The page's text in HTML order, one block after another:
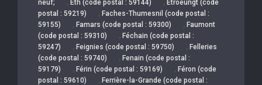
neuf;
Eth (code postal : 59144)
Etroeungt (code
postal : 59219)
, Faches-Thumesnil (code postal :
59155)
, Famars (code postal : 59300) , Faumont
(code postal : 59310)
, Féchain (code postal :
59247)
, Feignies (code postal : 59750) , Felleries
(code postal : 59740)
, Fenain (code postal :
59179)
, Férin (code postal : 59169) , Féron (code
postal : 59610)
, Ferrière-la-Grande (code postal :